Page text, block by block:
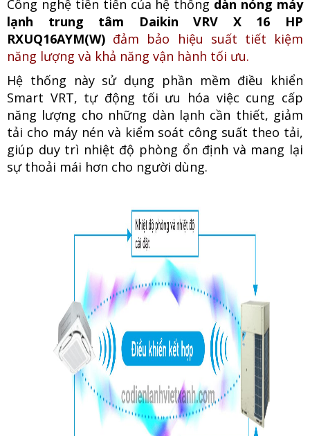
Công nghệ tiên tiến của hệ thống dàn nóng máy
lạnh trung tâm Daikin VRV X 16 HP
RXUQ16AYM(W) đảm bảo hiệu suất tiết kiệm
năng lượng và khả năng vận hành tối ưu.
Hệ thống này sử dụng phần mềm điều khiển
Smart VRT, tự động tối ưu hóa việc cung cấp
năng lượng cho những dàn lạnh cần thiết, giảm
tải cho máy nén và kiểm soát công suất theo tải,
giúp duy trì nhiệt độ phòng ổn định và mang lại
sự thoải mái hơn cho người dùng.